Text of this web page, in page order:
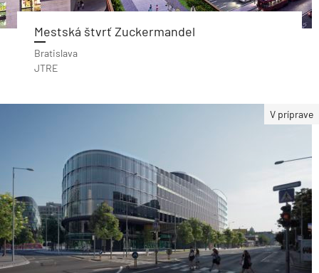
Mestská štvrť Zuckermandel
Bratislava
JTRE
V príprave